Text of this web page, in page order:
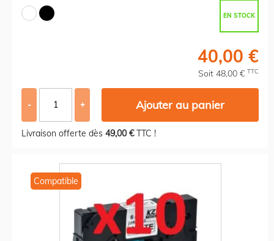
EN STOCK
40,00 €
Soit 48,00 € TTC
- + Ajouter au panier
Livraison offerte dès 49,00 €TTC !
Compatible